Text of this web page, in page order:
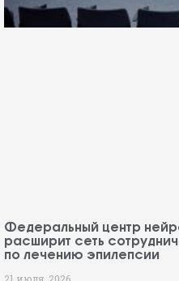
Федеральный центр
расширит сеть
по лечению эпилепсии